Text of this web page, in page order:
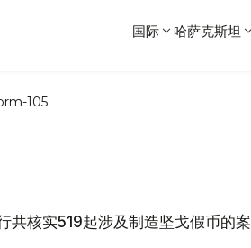
国际 哈萨克斯坦
105
共核实519起涉及制造坚戈假币的案